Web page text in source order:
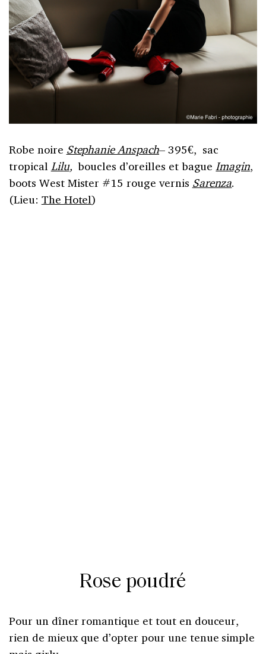
Robe noire Stephanie Anspach– 395€, sac
tropical Lilu, boucles d’oreilles et bague Imagin,
boots West Mister #15 rouge vernis Sarenza.
(Lieu: The Hotel)
Rose poudré
Pour un dîner romantique et tout en douceur,
rien de mieux que d’opter pour une tenue simple